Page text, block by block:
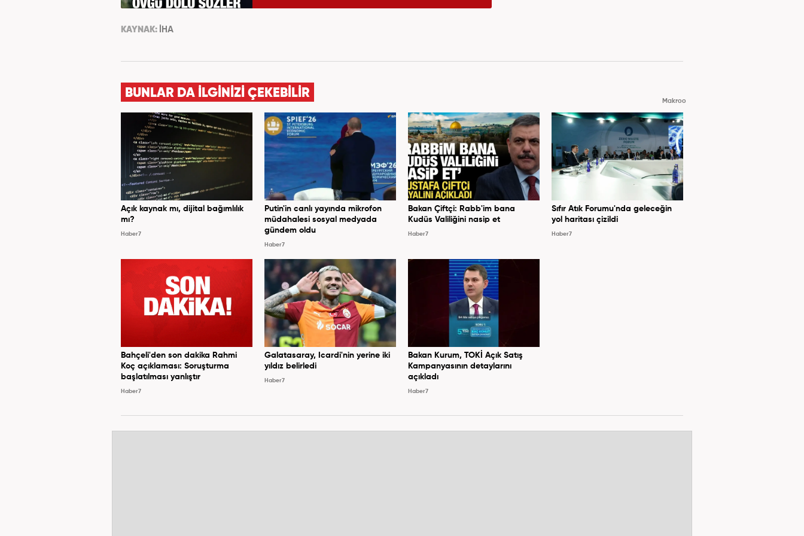
KAYNAK: İHA
BUNLAR DA İLGİNİZİ ÇEKEBİLİR
Makroo
Açık kaynak mı, dijital bağımlılık
mı?
Haber7
Putin'in canlı yayında mikrofon
müdahalesi sosyal medyada
gündem oldu
Haber7
Bakan Çiftçi: Rabb'im bana
Kudüs Valiliğini nasip et
Haber7
Sıfır Atık Forumu'nda geleceğin
yol haritası çizildi
Haber7
Bahçeli'den son dakika Rahmi
Koç açıklaması: Soruşturma
başlatılması yanlıştır
Haber7
Galatasaray, Icardi'nin yerine iki
yıldız belirledi
Haber7
Bakan Kurum, TOKİ Açık Satış
Kampanyasının detaylarını
açıkladı
Haber7